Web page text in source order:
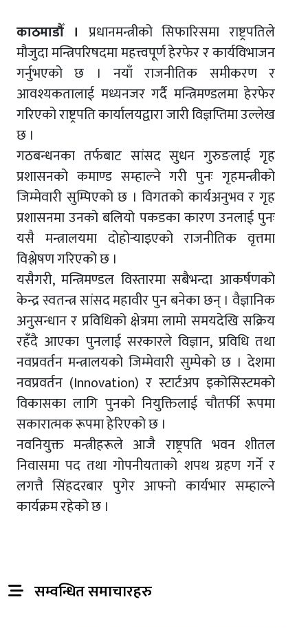
काठमाडौँ । प्रधानमन्त्रीको सिफारिसमा राष्ट्रपतिले
मौजुदा मन्त्रिपरिषदमा महत्त्वपूर्ण हेरफेर र कार्यविभाजन
गर्नुभएको छ । नयाँ राजनीतिक समीकरण र
आवश्यकतालाई मध्यनजर गर्दै मन्त्रिमण्डलमा हेरफेर
गरिएको राष्ट्रपति कार्यालयद्वारा जारी विज्ञप्तिमा उल्लेख
छ ।
गठबन्धनका तर्फबाट सांसद सुधन गुरुङलाई गृह
प्रशासनको कमाण्ड सम्हाल्ने गरी पुनः गृहमन्त्रीको
जिम्मेवारी सुम्पिएको छ । विगतको कार्यअनुभव र गृह
प्रशासनमा उनको बलियो पकडका कारण उनलाई पुनः
यसै मन्त्रालयमा दोहोर्‍याइएको राजनीतिक वृत्तमा
विश्लेषण गरिएको छ ।
यसैगरी, मन्त्रिमण्डल विस्तारमा सबैभन्दा आकर्षणको
केन्द्र स्वतन्त्र सांसद महावीर पुन बनेका छन् । वैज्ञानिक
अनुसन्धान र प्रविधिको क्षेत्रमा लामो समयदेखि सक्रिय
रहँदै आएका पुनलाई सरकारले विज्ञान, प्रविधि तथा
नवप्रवर्तन मन्त्रालयको जिम्मेवारी सुम्पेको छ । देशमा
नवप्रवर्तन (Innovation) र स्टार्टअप इकोसिस्टमको
विकासका लागि पुनको नियुक्तिलाई चौतर्फी रूपमा
सकारात्मक रूपमा हेरिएको छ ।
नवनियुक्त मन्त्रीहरूले आजै राष्ट्रपति भवन शीतल
निवासमा पद तथा गोपनीयताको शपथ ग्रहण गर्ने र
लगत्तै सिंहदरबार पुगेर आफ्नो कार्यभार सम्हाल्ने
कार्यक्रम रहेको छ ।
सम्वन्धित समाचारहरु